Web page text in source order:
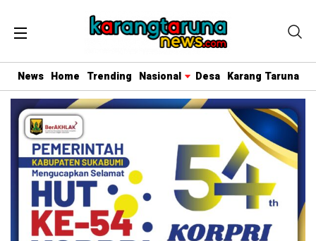
News Home Trending Nasional Desa Karang Taruna